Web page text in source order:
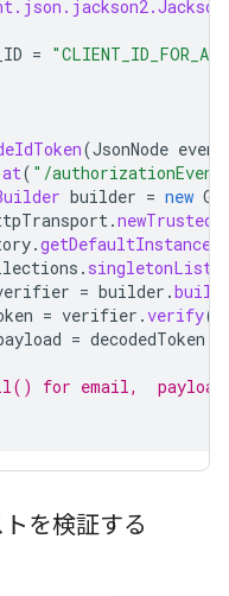
=
(JsonNode event
at( "/
builder = new
.
.getDefaultInstance
. singletonList
= builder .build
= verifier .verify(
= decodedToken
for email,
を検証する